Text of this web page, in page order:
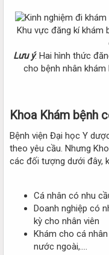
Khu vực đăng kí khám
Lưu ý: Hai hình thức
cho bệnh nhân khám
Khoa Khám bệnh
Bệnh viện Đại học Y
theo yêu cầu. Nhưng
các đối tượng dưới đây,
Cá nhân có nhu
Doanh nghiệp có
kỳ cho nhân viên
Khám cho cá
nước ngoài,....